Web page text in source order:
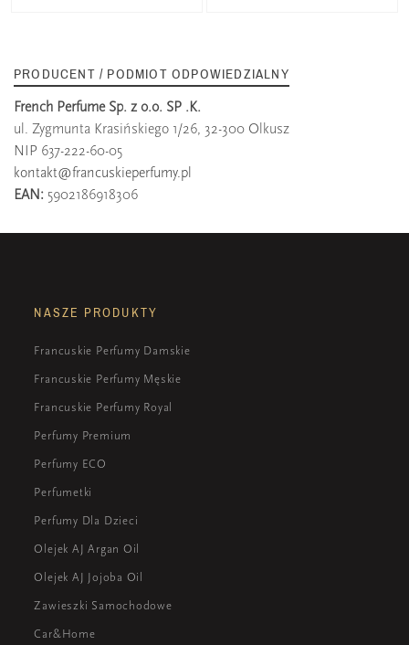
PRODUCENT / PODMIOT ODPOWIEDZIALNY
French Perfume Sp. z o.o. SP .K.
ul. Zygmunta Krasińskiego 1/26, 32-300 Olkusz
NIP 637-222-60-05
kontakt@francuskieperfumy.pl
EAN: 5902186918306
NASZE PRODUKTY
Francuskie Perfumy Damskie
Francuskie Perfumy Męskie
Francuskie Perfumy Royal
Perfumy Premium
Perfumy ECO
Perfumetki
Perfumy Dla Dzieci
Olejek AJ Argan Oil
Olejek AJ Jojoba Oil
Zawieszki Samochodowe
Car&Home